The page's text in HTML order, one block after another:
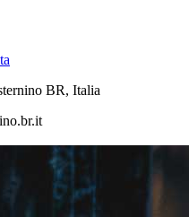
BR, Italia